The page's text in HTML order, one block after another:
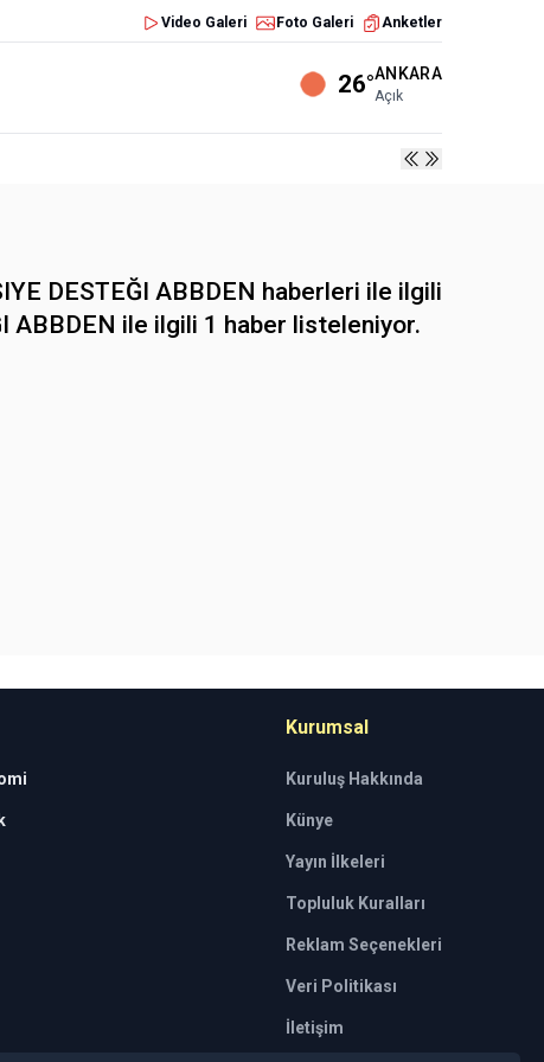
Video Galeri Foto Galeri Anketler
26°ANKARA
Açık
DESTEĞI ABBDEN haberleri ile ilgili
ABBDEN ile ilgili 1 haber listeleniyor.
Kurumsal
Kuruluş Hakkında
Künye
Yayın İlkeleri
Topluluk Kuralları
Reklam Seçenekleri
Veri Politikası
İletişim